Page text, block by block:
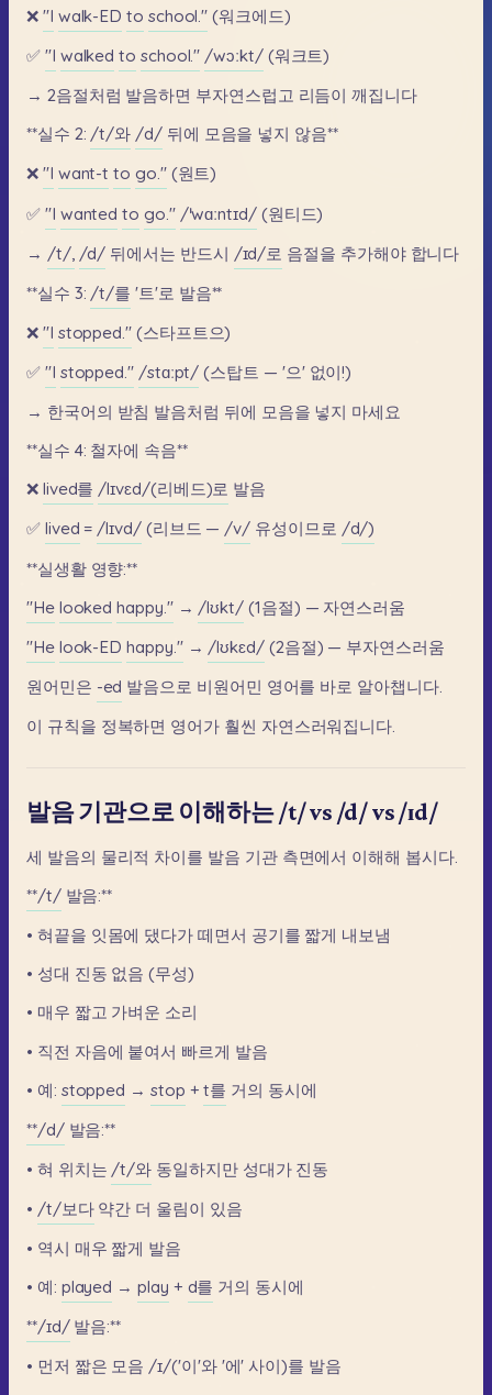
❌ "I walk-ED to school." (워크에드)
✅ "I walked to school." /wɔːkt/ (워크트)
→ 2음절처럼 발음하면 부자연스럽고 리듬이 깨집니다
**실수 2: /t/와 /d/ 뒤에 모음을 넣지 않음**
❌ "I want-t to go." (원트)
✅ "I wanted to go." /ˈwɑːntɪd/ (원티드)
→ /t/, /d/ 뒤에서는 반드시 /ɪd/로 음절을 추가해야 합니다
**실수 3: /t/를 '트'로 발음**
❌ "I stopped." (스타프트으)
✅ "I stopped." /stɑːpt/ (스탑트 — '으' 없이!)
→ 한국어의 받침 발음처럼 뒤에 모음을 넣지 마세요
**실수 4: 철자에 속음**
❌ lived를 /lɪvɛd/(리베드)로 발음
✅ lived = /lɪvd/ (리브드 — /v/ 유성이므로 /d/)
**실생활 영향:**
"He looked happy." → /lʊkt/ (1음절) — 자연스러움
"He look-ED happy." → /lʊkɛd/ (2음절) — 부자연스러움
원어민은 -ed 발음으로 비원어민 영어를 바로 알아챕니다.
이 규칙을 정복하면 영어가 훨씬 자연스러워집니다.
발음 기관으로 이해하는 /t/ vs /d/ vs /ɪd/
세 발음의 물리적 차이를 발음 기관 측면에서 이해해 봅시다.
**/t/ 발음:**
• 혀끝을 잇몸에 댔다가 떼면서 공기를 짧게 내보냄
• 성대 진동 없음 (무성)
• 매우 짧고 가벼운 소리
• 직전 자음에 붙여서 빠르게 발음
• 예: stopped → stop + t를 거의 동시에
**/d/ 발음:**
• 혀 위치는 /t/와 동일하지만 성대가 진동
• /t/보다 약간 더 울림이 있음
• 역시 매우 짧게 발음
• 예: played → play + d를 거의 동시에
**/ɪd/ 발음:**
• 먼저 짧은 모음 /ɪ/('이'와 '에' 사이)를 발음